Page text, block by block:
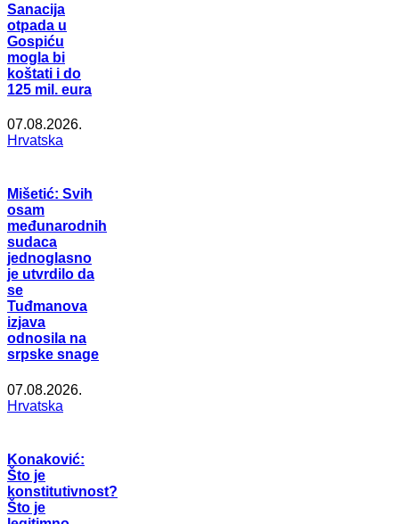
Sanacija
otpada u
Gospiću
mogla bi
koštati i do
125 mil. eura
07.08.2026.
Hrvatska
Mišetić: Svih
osam
međunarodnih
sudaca
jednoglasno
je utvrdilo da
se
Tuđmanova
izjava
odnosila na
srpske snage
07.08.2026.
Hrvatska
Konaković:
Što je
konstitutivnost?
Što je